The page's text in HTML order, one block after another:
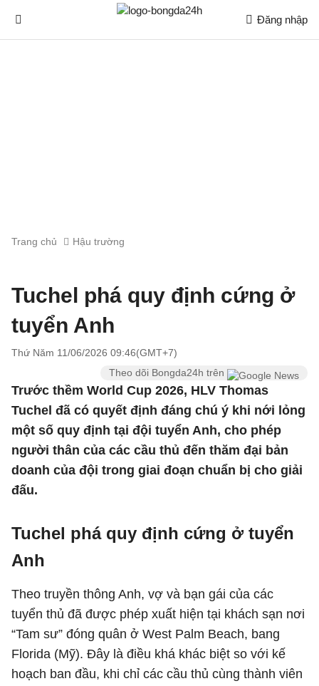
Đăng nhập
Trang chủ Hậu trường
Tuchel phá quy định cứng ở
tuyển Anh
Thứ Năm 11/06/2026 09:46(GMT+7)
Theo dõi Bongda24h trên
Trước thềm World Cup 2026, HLV Thomas
Tuchel đã có quyết định đáng chú ý khi nới lỏng
một số quy định tại đội tuyển Anh, cho phép
người thân của các cầu thủ đến thăm đại bản
doanh của đội trong giai đoạn chuẩn bị cho giải
đấu.
Tuchel phá quy định cứng ở tuyển
Anh
Theo truyền thông Anh, vợ và bạn gái của các
tuyển thủ đã được phép xuất hiện tại khách sạn nơi
“Tam sư” đóng quân ở West Palm Beach, bang
Florida (Mỹ). Đây là điều khá khác biệt so với kế
hoạch ban đầu, khi chỉ các cầu thủ cùng thành viên